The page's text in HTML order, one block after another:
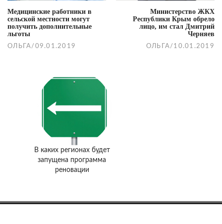
Министерство ЖКХ
Республики Крым обрело
лицо, им стал Дмитрий
Черняев
ОЛЬГА / 10.01.2019
Медицинские работники в
сельской местности могут
получить дополнительные
льготы
ОЛЬГА / 09.01.2019
В каких регионах будет
запущена программа
реновации